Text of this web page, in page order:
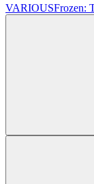
VARIOUSFrozen: